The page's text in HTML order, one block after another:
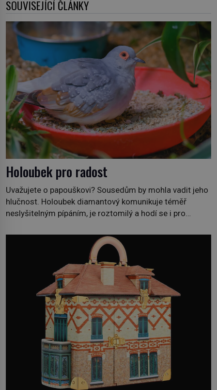
SOUVISEJÍCÍ ČLÁNKY
Holoubek pro radost
Uvažujete o papouškovi? Sousedům by mohla vadit jeho
hlučnost. Holoubek diamantový komunikuje téměř
neslyšitelným pípáním, je roztomilý a hodí se i pro
klidného ptáčka, který většinu dne jen posedává. Hodně
času tráví na zemi, kde sbírá zbytky semínek Jeho
domovinou je prakticky celá Austrálie s výjimkou
pobřežní oblasti. […]